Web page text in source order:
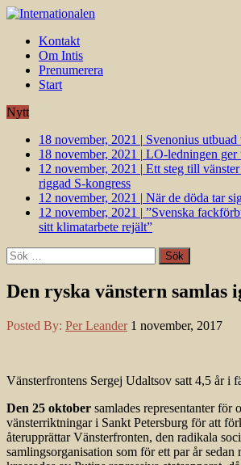
Kontakt
Om Intis
Prenumerera
Start
Nytt
18 november, 2021 | Svenonius
18 november, 2021 | LO-ledningen ger
12 november, 2021 | Ett steg till
riggad S-kongress
12 november, 2021 | När de döda tar
12 november, 2021 | ”Svenska
sitt klimatarbete rejält”
Sök
efter:
Den ryska vänstern samlas
Posted By: Per Leander 1 november, 2017
Vänsterfrontens Sergej Udaltsov satt 4,5 år i
Den 25 oktober samlades representanter för
vänsterriktningar i Sankt Petersburg för att
återupprättar Vänsterfronten, den radikala
samlingsorganisation som för ett par år sedan